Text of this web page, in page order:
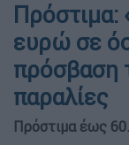
ευρώ σε
πρόσβαση
παραλίες
Πρόστιμα έως